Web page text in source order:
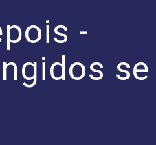
-
se